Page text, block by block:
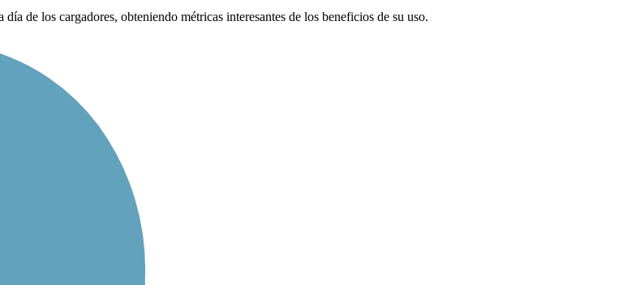
de los cargadores, obteniendo métricas interesantes de los beneficios de su uso.